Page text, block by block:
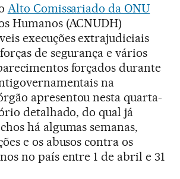
Alto Comissariado da ONU
Humanos (ACNUDH)
execuções extrajudiciais
de segurança e vários
forçados durante
na
apresentou nesta quarta-
detalhado, do qual já
há algumas semanas,
e os abusos contra os
no país entre 1 de abril e 31